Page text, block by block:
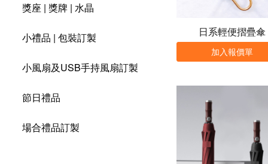
獎座 | 獎牌 | 水晶
小禮品 | 包裝訂製
小風扇及USB手持風扇訂製
節日禮品
場合禮品訂製
日系輕便摺疊傘
加入報價單